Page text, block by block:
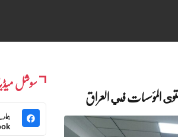
المؤسسات في العراق سوشل